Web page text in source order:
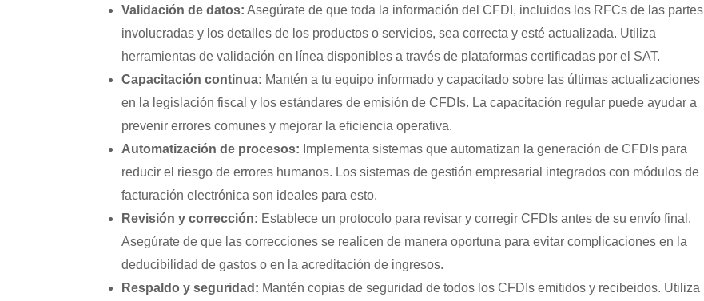
Validación de datos: Asegúrate de que toda la información del CFDI, incluidos los RFCs de las partes
involucradas y los detalles de los productos o servicios, sea correcta y esté actualizada. Utiliza
herramientas de validación en línea disponibles a través de plataformas certificadas por el SAT.
Capacitación continua: Mantén a tu equipo informado y capacitado sobre las últimas actualizaciones
en la legislación fiscal y los estándares de emisión de CFDIs. La capacitación regular puede ayudar a
prevenir errores comunes y mejorar la eficiencia operativa.
Automatización de procesos: Implementa sistemas que automatizan la generación de CFDIs para
reducir el riesgo de errores humanos. Los sistemas de gestión empresarial integrados con módulos de
facturación electrónica son ideales para esto.
Revisión y corrección: Establece un protocolo para revisar y corregir CFDIs antes de su envío final.
Asegúrate de que las correcciones se realicen de manera oportuna para evitar complicaciones en la
deducibilidad de gastos o en la acreditación de ingresos.
Respaldo y seguridad: Mantén copias de seguridad de todos los CFDIs emitidos y recibeidos. Utiliza